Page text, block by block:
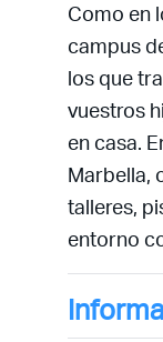
Como en
campus
los que
vuestros
en casa.
Marbella,
talleres,
entorno